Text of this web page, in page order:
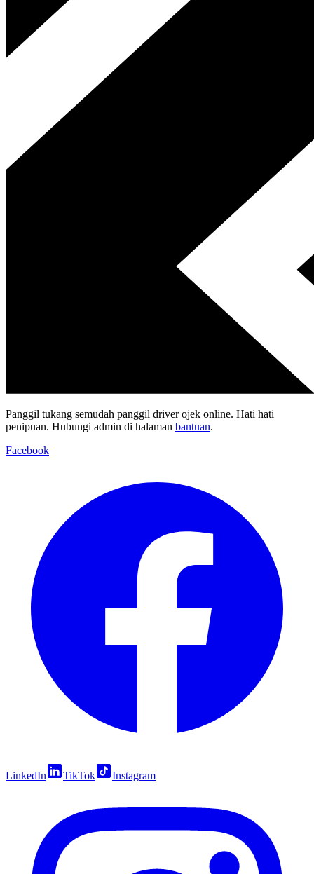
Panggil tukang semudah panggil driver ojek online. Hati hati
penipuan. Hubungi admin di halaman bantuan.
Facebook
LinkedIn TikTok Instagram